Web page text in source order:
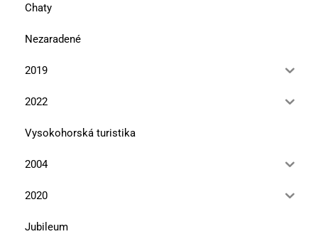
Chaty
Nezaradené
2019
2022
Vysokohorská turistika
2004
2020
Jubileum